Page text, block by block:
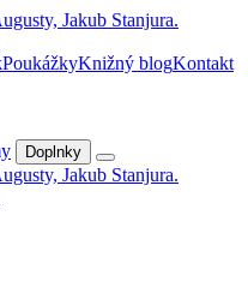
PoukážkyKnižný blogKontakt
Doplnky